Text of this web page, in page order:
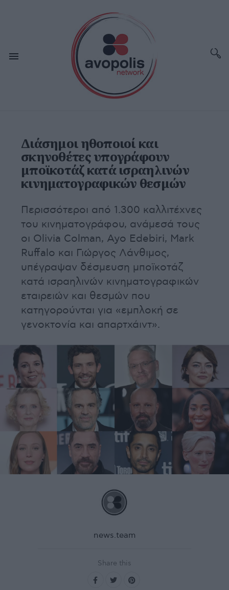
Διάσημοι ηθοποιοί και
σκηνοθέτες υπογράφουν
μποϊκοτάζ κατά ισραηλινών
κινηματογραφικών θεσμών
Περισσότεροι από 1.300 καλλιτέχνες
του κινηματογράφου, ανάμεσά τους
οι Olivia Colman, Ayo Edebiri, Mark
Ruffalo και Γιώργος Λάνθιμος,
υπέγραψαν δέσμευση μποϊκοτάζ
κατά ισραηλινών κινηματογραφικών
εταιρειών και θεσμών που
κατηγορούνται για «εμπλοκή σε
γενοκτονία και απαρτχάιντ».
news.team
Share this